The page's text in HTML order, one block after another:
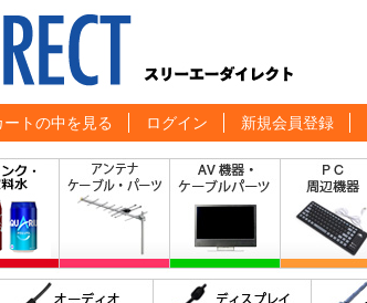
ートの中を見る ログイン 新規会員登録